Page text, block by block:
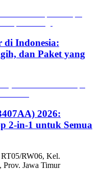
di Indonesia:
dan Paket yang
2026:
2-in-1 untuk Semua
RW06, Kel.
Jawa Timur